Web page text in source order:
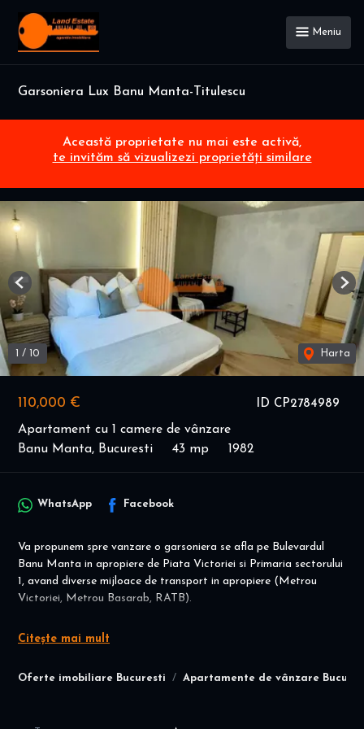
Meniu
Garsoniera Lux Banu Manta-Titulescu
Această proprietate nu mai este activă,
te invităm să vizualizezi proprietăți similare
ID CP2784989
110,000 €
Apartament cu 1 camere de vânzare
Banu Manta, Bucuresti
43 mp 1982
/ 10 Harta
Previous
Oferte imobiliare Bucuresti Apartamente de vânzare
WhatsApp Facebook
Va propunem spre vanzare o garsoniera se afla pe Bulevardul
Banu Manta in apropiere de Piata Victoriei si Primaria sectorului
1, avand diverse mijloace de transport in apropiere (Metrou
Victoriei, Metrou Basarab, RATB).
Urgenta si este anvelopat si reabilitat.
Citește mai mult